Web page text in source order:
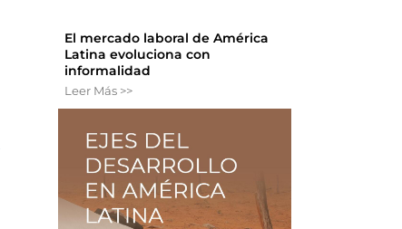
El mercado laboral de América
Latina evoluciona con
informalidad
Leer Más >>